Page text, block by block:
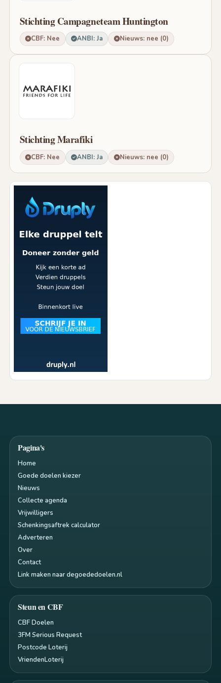
Stichting Campagneteam Huntington
CBF: Nee ANBI: Ja Nieuws: nee (0)
Stichting Marafiki
CBF: Nee ANBI: Ja Nieuws: nee (0)
Pagina's
Home
Goede doelen kiezer
Nieuws
Collecte agenda
Vrijwilligers
Schenkingsaftrek calculator
Adverteren
Over
Contact
Link maken naar degoededoelen.nl
Steun en CBF
CBF Doelen
3FM Serious Request
Postcode Loterij
VriendenLoterij